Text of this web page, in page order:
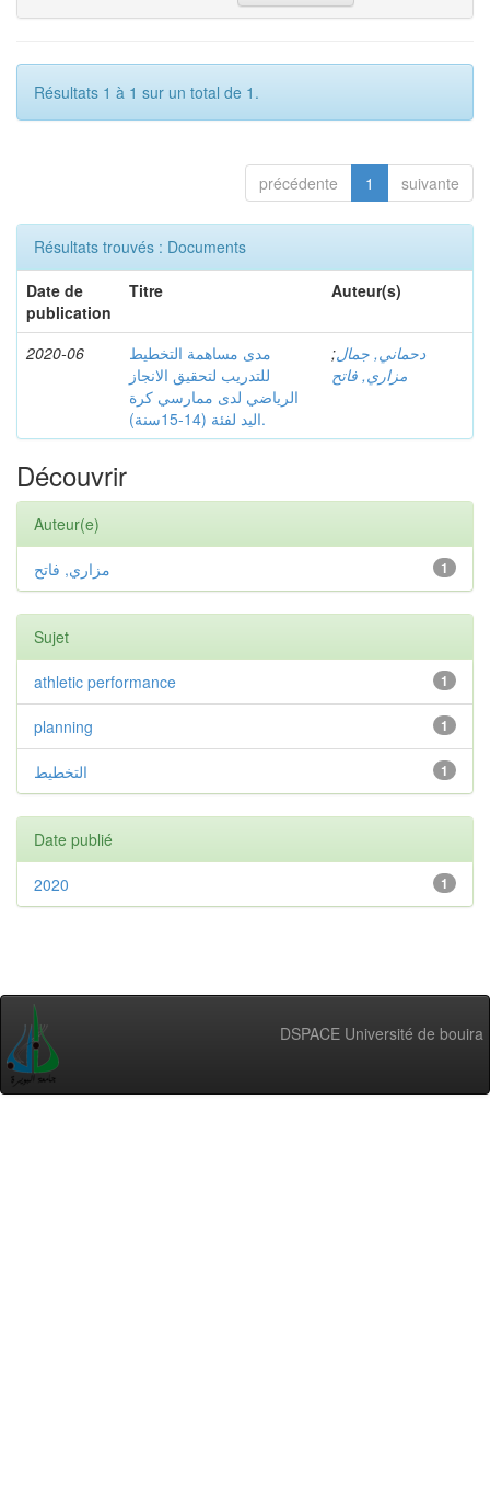
Résultats 1 à 1 sur un total de 1.
précédente 1 suivante
Résultats trouvés : Documents
Date de
publication
Titre Auteur(s)
2020-06
مدى مساهمة التخطيط
للتدريب لتحقيق الانجاز
الرياضي لدى ممارسي كرة
اليد لفئة (14-15سنة).
دحماني, جمال;
مزاري, فاتح
Découvrir
Auteur(e)
1 مزاري, فاتح
Sujet
1
athletic performance
1
planning
1 التخطيط
Date publié
1
2020
DSPACE Université de bouira